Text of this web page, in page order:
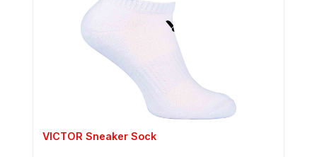
VICTOR Sneaker Sock